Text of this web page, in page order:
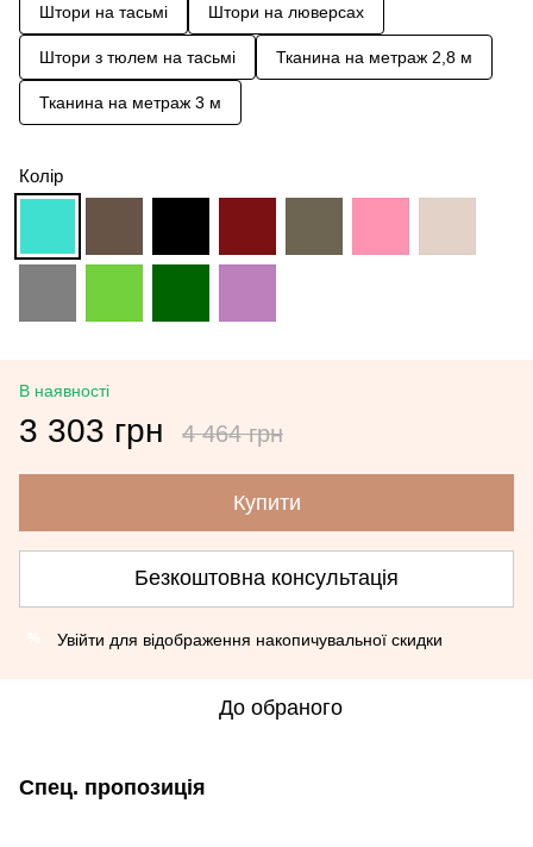
Штори на тасьмі Штори на люверсах
Штори з тюлем на тасьмі Тканина на метраж 2,8 м
Тканина на метраж 3 м
Колір
В наявності
3 303 грн 4 464 грн
Купити
Безкоштовна консультація
Увійти для відображення накопичувальної скидки
До обраного
Спец. пропозиція